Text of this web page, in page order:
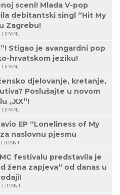
sceni! Mlada V-pop
debitantski singl “Hit My
Zagrebu!
LIPANJ
Stigao je avangardni pop
hrvatskom jeziku!
LIPANJ
djelovanje, kretanje,
Poslušajte u novom
„XX“!
LIPANJ
EP “Loneliness of My
naslovnu pjesmu
LIPANJ
festivalu predstavila je
žena zapjeva“ od danas u
LIPANJ